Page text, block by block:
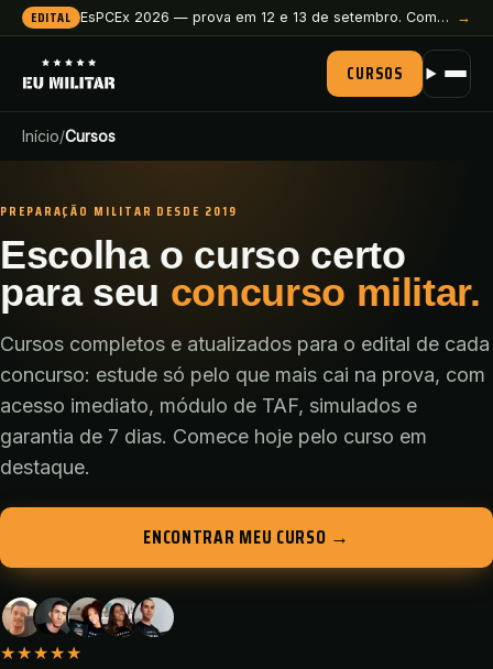
EDITAL EsPCEx 2026 — prova em 12 e 13 de setembro. Comece a preparação agora. →
CURSOS
Início/Cursos
PREPARAÇÃO MILITAR DESDE 2019
Escolha o curso certo
para seu concurso militar.
Cursos completos e atualizados para o edital de cada
concurso: estude só pelo que mais cai na prova, com
acesso imediato, módulo de TAF, simulados e
garantia de 7 dias. Comece hoje pelo curso em
destaque.
ENCONTRAR MEU CURSO →
★★★★★